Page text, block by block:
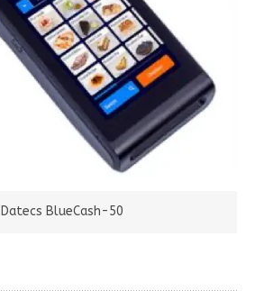
Datecs BlueCash-50